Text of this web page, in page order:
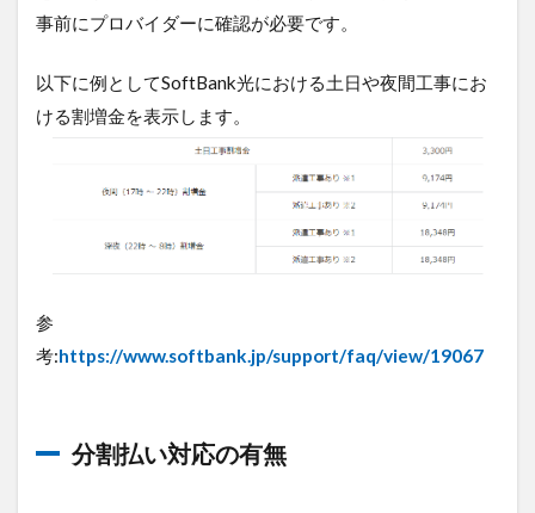
事前にプロバイダーに確認が必要です。
以下に例としてSoftBank光における土日や夜間工事にお
ける割増金を表示します。
参
考:https://www.softbank.jp/support/faq/view/19067
分割払い対応の有無